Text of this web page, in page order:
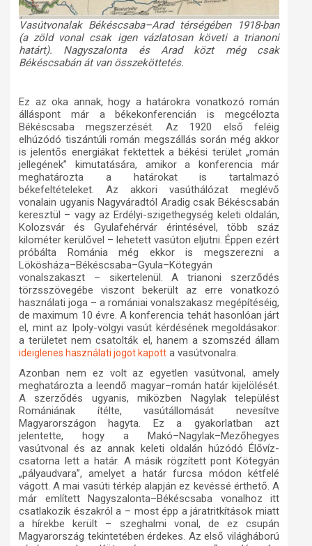
Vasútvonalak Békéscsaba–Arad térségében 1918-ban
(a zöld vonal csak igen vázlatosan követi a trianoni
határt). Nagyszalonta és Arad közt még csak
Békéscsabán át van összeköttetés.
Ez az oka annak, hogy a határokra vonatkozó román
álláspont már a békekonferencián is megcélozta
Békéscsaba megszerzését. Az 1920 első feléig
elhúzódó tiszántúli román megszállás során még akkor
is jelentős energiákat fektettek a békési terület „román
jellegének” kimutatására, amikor a konferencia már
meghatározta a határokat is tartalmazó
békefeltételeket. Az akkori vasúthálózat meglévő
vonalain ugyanis Nagyváradtól Aradig csak Békéscsabán
keresztül – vagy az Erdélyi-szigethegység keleti oldalán,
Kolozsvár és Gyulafehérvár érintésével, több száz
kilométer kerülővel – lehetett vasúton eljutni. Éppen ezért
próbálta Románia még ekkor is megszerezni a
Lökösháza–Békéscsaba–Gyula–Kötegyán
vonalszakaszt – sikertelenül. A trianoni szerződés
törzsszövegébe viszont bekerült az erre vonatkozó
használati joga – a romániai vonalszakasz megépítéséig,
de maximum 10 évre. A konferencia tehát hasonlóan járt
el, mint az Ipoly-völgyi vasút kérdésének megoldásakor:
a területet nem csatolták el, hanem a szomszéd állam
ideiglenes használati jogot kapott a vasútvonalra.
Azonban nem ez volt az egyetlen vasútvonal, amely
meghatározta a leendő magyar–román határ kijelölését.
A szerződés ugyanis, miközben Nagylak települést
Romániának ítélte, vasútállomását nevesítve
Magyarországon hagyta. Ez a gyakorlatban azt
jelentette, hogy a Makó–Nagylak–Mezőhegyes
vasútvonal és az annak keleti oldalán húzódó Élővíz-
csatorna lett a határ. A másik rögzítettpont Kötegyán
„pályaudvara”, amelyet a határ furcsa módon kétfelé
vágott. A mai vasúti térkép alapján ez kevéssé érthető. A
már említett Nagyszalonta–Békéscsaba vonalhoz itt
csatlakozik északról a – most épp a járatritkítások miatt
a hírekbe került – szeghalmi vonal, de ez csupán
Magyarország tekintetében érdekes. Az első világháború